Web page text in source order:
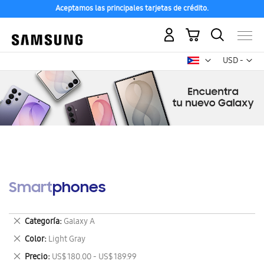
Aceptamos las principales tarjetas de crédito.
USD -
dólar
Mi carrito
Smartphones
Categoría Galaxy A
Eliminar
este
artículo
Color Light Gray
Eliminar
este
Precio US$ 180.00 - US$ 189.99
Eliminar